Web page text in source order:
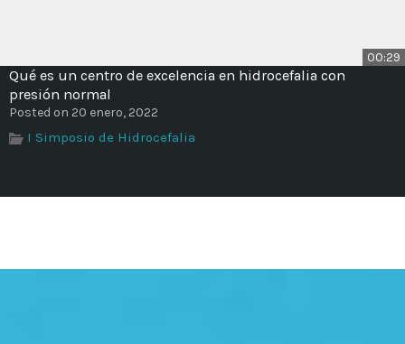
00:29
Qué es un centro de excelencia en hidrocefalia con
presión normal
Posted on 20 enero, 2022
I Simposio de Hidrocefalia